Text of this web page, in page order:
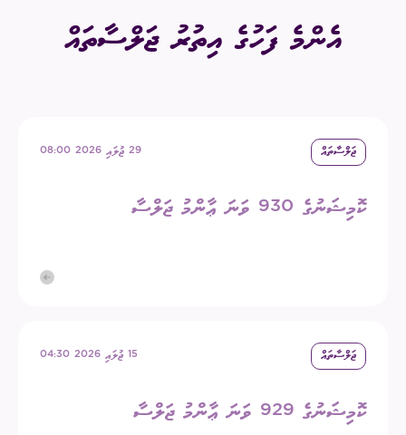
އެންމެ ފަހުގެ އިތުރު ޖަލްސާތައް
ޖަލްސާތައް 29 ޖުލައި 2026 08:00
ކޮމިޝަނުގެ 930 ވަނަ ޢާންމު ޖަލްސާ
ޖަލްސާތައް 15 ޖުލައި 2026 04:30
ކޮމިޝަނުގެ 929 ވަނަ ޢާންމު ޖަލްސާ